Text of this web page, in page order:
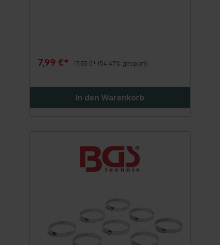
7,99 €* 17,55 €* (54.47% gespart)
In den Warenkorb